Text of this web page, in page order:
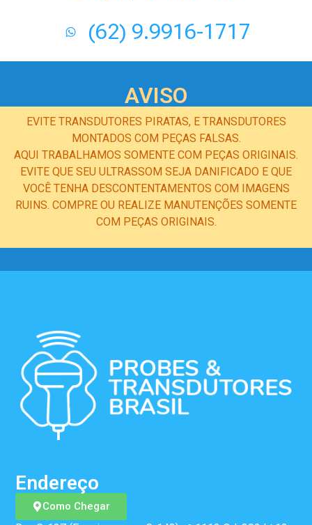
(62) 9.9916-1717
AVISO
EVITE TRANSDUTORES PIRATAS, E TRANSDUTORES
MONTADOS COM PEÇAS FALSAS.
AQUI TRABALHAMOS SOMENTE COM PEÇAS ORIGINAIS.
EVITE QUE SEU ULTRASSOM SEJA DANIFICADO E QUE
VOCÊ TENHA DESCONTENTAMENTOS COM IMAGENS
RUINS. COMPRE OU REALIZE MANUTENÇÕES SOMENTE
COM PEÇAS ORIGINAIS.
Como Chegar
Endereço